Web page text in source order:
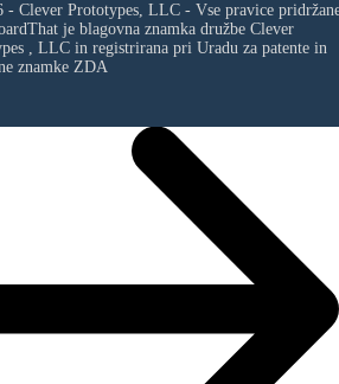
- Clever Prototypes, LLC - Vse pravice
je blagovna znamka družbe Clever
, LLCin registrirana pri Uradu za patente in
znamke ZDA